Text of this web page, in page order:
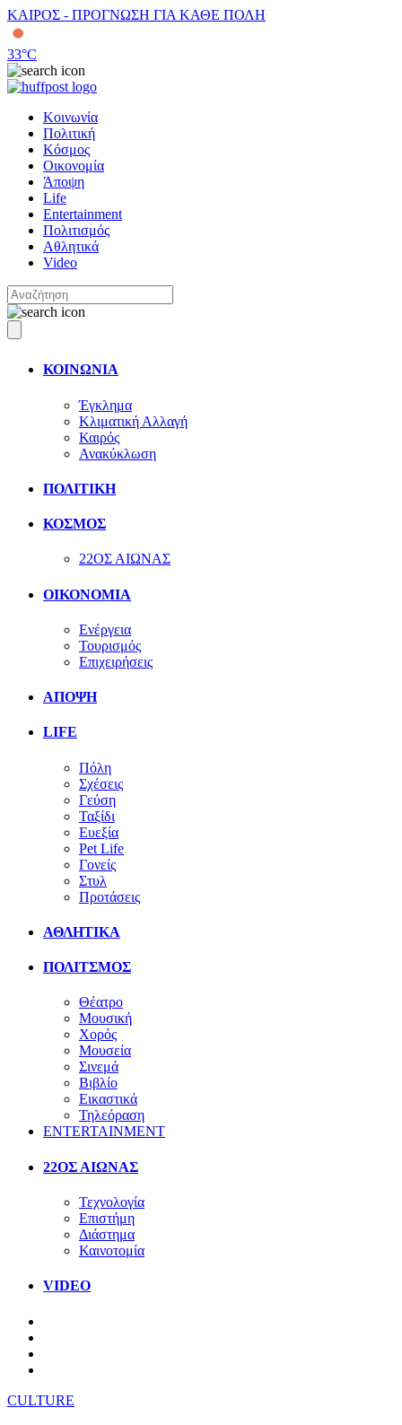
ΚΑΙΡΟΣ - ΠΡΟΓΝΩΣΗ ΓΙΑ ΚΑΘΕ ΠΟΛΗ
33°C
Κοινωνία
Πολιτική
Κόσμος
Οικονομία
Άποψη
Life
Entertainment
Πολιτισμός
Αθλητικά
Video
ΚΟΙΝΩΝΙΑ
Έγκλημα
Κλιματική Αλλαγή
Καιρός
Ανακύκλωση
ΠΟΛΙΤΙΚΗ
ΚΟΣΜΟΣ
22ΟΣ ΑΙΩΝΑΣ
ΟΙΚΟΝΟΜΙΑ
Ενέργεια
Τουρισμός
Επιχειρήσεις
ΑΠΟΨΗ
LIFE
Πόλη
Σχέσεις
Γεύση
Ταξίδι
Ευεξία
Pet Life
Γονείς
Στυλ
Προτάσεις
ΑΘΛΗΤΙΚΑ
ΠΟΛΙΤΣΜΟΣ
Θέατρο
Μουσική
Χορός
Μουσεία
Σινεμά
Βιβλίο
Εικαστικά
Τηλεόραση
ENTERTAINMENT
22ΟΣ ΑΙΩΝΑΣ
Τεχνολογία
Επιστήμη
Διάστημα
Καινοτομία
VIDEO
CULTURE